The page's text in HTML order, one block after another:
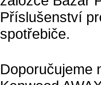
Příslušenství
spotřebiče.
Doporučujeme